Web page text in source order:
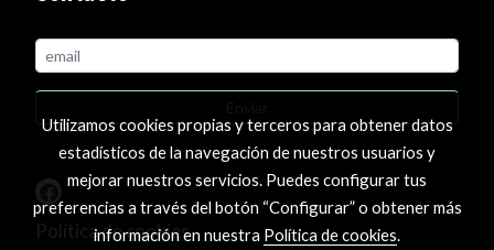
Política de cookies
Utilizamos cookies propias y terceros para obtener datos
estadísticos de la navegación de nuestros usuarios y
mejorar nuestros servicios. Puedes configurar tus
preferencias a través del botón “Configurar” o obtener más
información en nuestra Política de cookies.